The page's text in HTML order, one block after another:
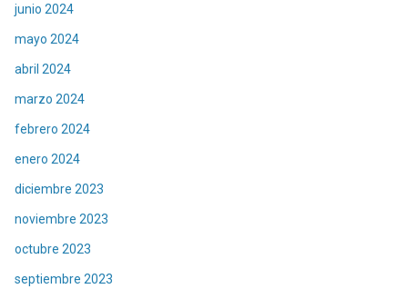
junio 2024
mayo 2024
abril 2024
marzo 2024
febrero 2024
enero 2024
diciembre 2023
noviembre 2023
octubre 2023
septiembre 2023